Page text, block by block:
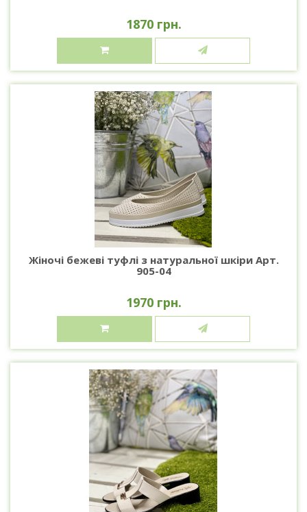
1870 грн.
Жіночі бежеві туфлі з натуральної шкіри Арт.
905-04
1970 грн.